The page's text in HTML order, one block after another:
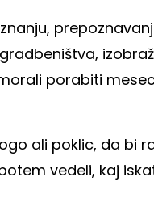
porabiti
ali poklic, da bi
vedeli, kaj